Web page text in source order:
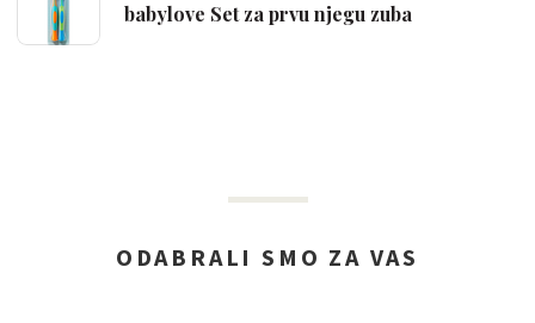
babylove Set za prvu njegu zuba